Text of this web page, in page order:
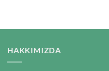
HAKKIMIZDA